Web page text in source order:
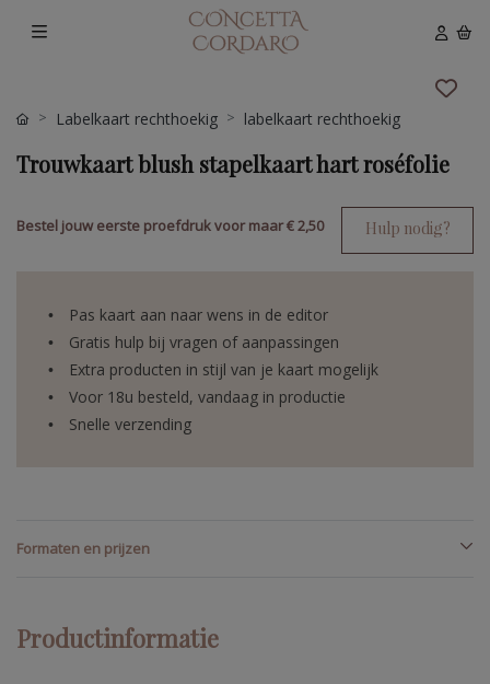
Labelkaart rechthoekig labelkaart rechthoekig
Trouwkaart blush stapelkaart hart roséfolie
Bestel jouw eerste proefdruk voor maar€ 2,50 Hulp nodig?
Pas kaart aan naar wens in de editor
Gratis hulp bij vragen of aanpassingen
Extra producten in stijl van je kaart mogelijk
Voor 18u besteld, vandaag in productie
Snelle verzending
Formaten en prijzen
Productinformatie